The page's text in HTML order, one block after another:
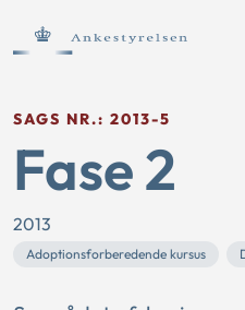
SAGS NR.: 2013-5
Fase 2
2013
Adoptionsforberedende kursus